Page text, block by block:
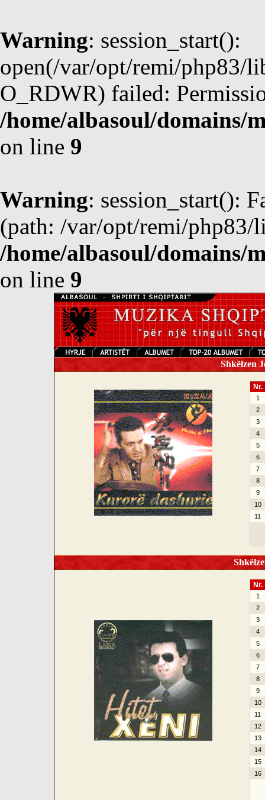
Warning: session_start():
open(/var/opt/remi/php83/
O_RDWR) failed:
/home/albasoul/domains/
on line 9
Warning: session_start():
(path: /var/opt/remi/php83/
/home/albasoul/domains/
on line 9
Shkëlzen
Nr.
1
2
3
4
5
6
7
8
9
10
11
Nr.
1
2
3
4
5
6
7
8
9
10
11
12
13
14
15
16